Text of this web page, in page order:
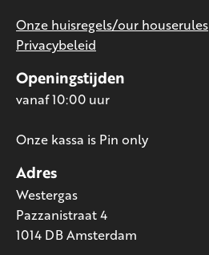
Adres
Westergas
Pazzanistraat 4
1014 DB Amsterdam
Openingstijden
vanaf 10:00 uur
Onze kassa is Pin only
Onze huisregels/our houserules
Privacybeleid